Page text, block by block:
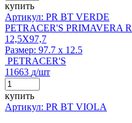
купить
Артикул: PR BT VERDE
PETRACER'S PRIMAVERA
12,5X97,7
Размер: 97.7 x 12.5
PETRACER'S
11663 д/шт
купить
Артикул: PR BT VIOLA